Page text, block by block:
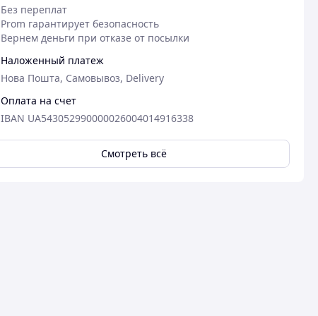
Без переплат
Prom гарантирует безопасность
Вернем деньги при отказе от посылки
Наложенный платеж
Нова Пошта, Самовывоз, Delivery
Оплата на счет
IBAN UA543052990000026004014916338
Смотреть всё